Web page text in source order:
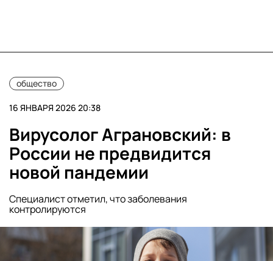
общество
16 ЯНВАРЯ 2026 20:38
Вирусолог Аграновский: в
России не предвидится
новой пандемии
Специалист отметил, что заболевания
контролируются